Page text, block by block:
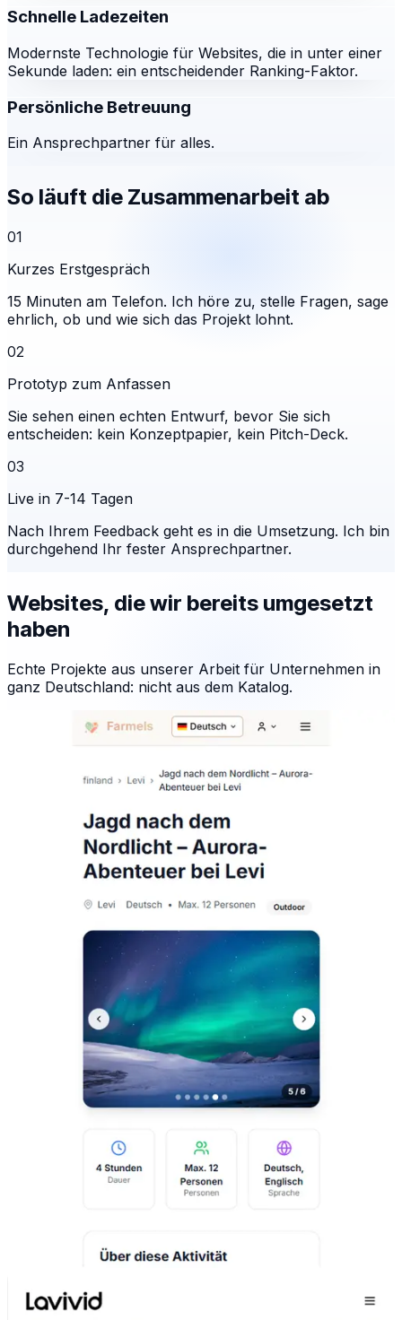
Schnelle Ladezeiten
Modernste Technologie für Websites, die in unter einer
Sekunde laden: ein entscheidender Ranking-Faktor.
Persönliche Betreuung
Ein Ansprechpartner für alles.
So läuft die Zusammenarbeit ab
01
Kurzes Erstgespräch
15 Minuten am Telefon. Ich höre zu, stelle Fragen, sage
ehrlich, ob und wie sich das Projekt lohnt.
02
Prototyp zum Anfassen
Sie sehen einen echten Entwurf, bevor Sie sich
entscheiden: kein Konzeptpapier, kein Pitch-Deck.
03
Live in 7-14 Tagen
Nach Ihrem Feedback geht es in die Umsetzung. Ich bin
durchgehend Ihr fester Ansprechpartner.
Websites, die wir bereits umgesetzt
haben
Echte Projekte aus unserer Arbeit für Unternehmen in
ganz Deutschland: nicht aus dem Katalog.